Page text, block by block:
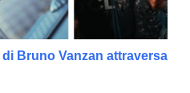
Bruno Vanzan attraversa